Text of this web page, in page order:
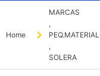
Home
MARCAS
,
PEQ.MATERIAL
,
SOLERA